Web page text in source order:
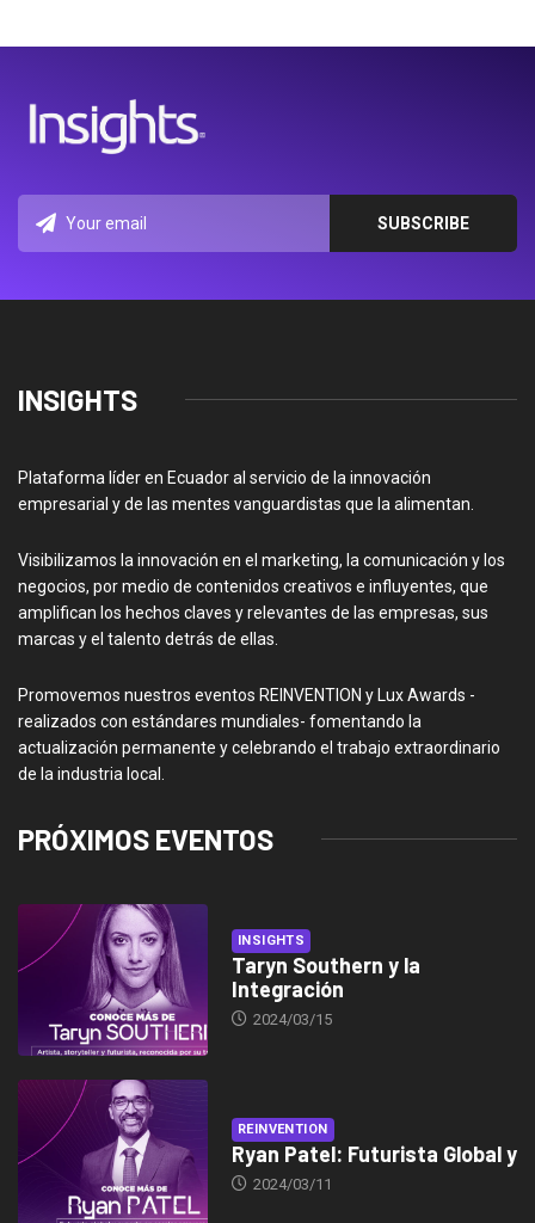
INSIGHTS
Plataforma líder en Ecuador al servicio de la innovación
empresarial y de las mentes vanguardistas que la alimentan.
Visibilizamos la innovación en el marketing, la comunicación y los
negocios, por medio de contenidos creativos e influyentes, que
amplifican los hechos claves y relevantes de las empresas, sus
marcas y el talento detrás de ellas.
Promovemos nuestros eventos REINVENTION y Lux Awards -
realizados con estándares mundiales- fomentando la
actualización permanente y celebrando el trabajo extraordinario
de la industria local.
PRÓXIMOS EVENTOS
INSIGHTS
Taryn Southern y la
Integración
2024/03/15
REINVENTION
Ryan Patel: Futurista Global y
2024/03/11